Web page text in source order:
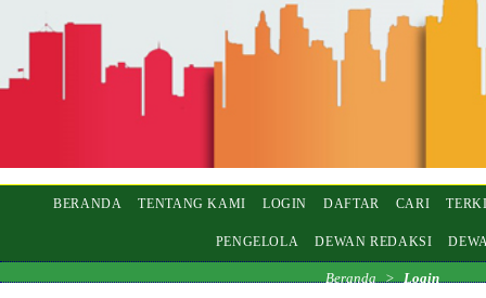
BERANDA TENTANG KAMI LOGIN DAFTAR CARI
PENGELOLA DEWAN REDAKSI
Beranda > Login